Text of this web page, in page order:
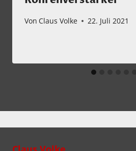
Von Claus Volke 22. Juli 2021